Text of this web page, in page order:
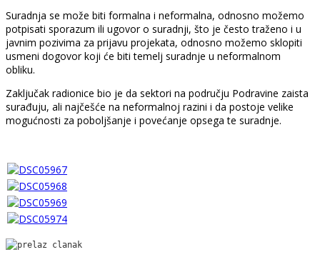
Suradnja se može biti formalna i neformalna, odnosno možemo
potpisati sporazum ili ugovor o suradnji, što je često traženo i u
javnim pozivima za prijavu projekata, odnosno možemo sklopiti
usmeni dogovor koji će biti temelj suradnje u neformalnom
obliku.
Zaključak radionice bio je da sektori na području Podravine zaista
surađuju, ali najčešće na neformalnoj razini i da postoje velike
mogućnosti za poboljšanje i povećanje opsega te suradnje.